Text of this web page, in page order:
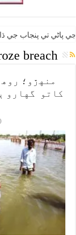
پاڻي تي پنجاب جي
breach
منهڙو؛
کاتو گهارو